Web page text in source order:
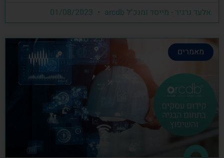
אלעד גרגיר - מייסד ומנכ"ל arcdb
מאמרים